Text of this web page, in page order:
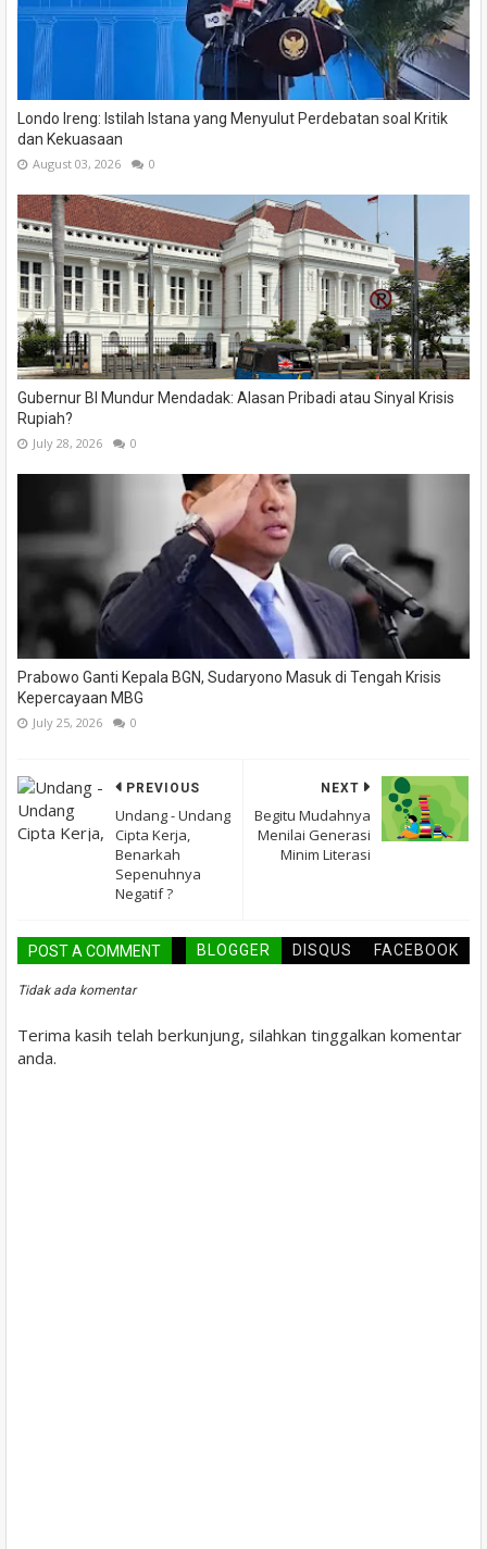
Londo Ireng: Istilah Istana yang Menyulut Perdebatan soal Kritik
dan Kekuasaan
August 03, 2026 0
Gubernur BI Mundur Mendadak: Alasan Pribadi atau Sinyal Krisis
Rupiah?
July 28, 2026 0
Prabowo Ganti Kepala BGN, Sudaryono Masuk di Tengah Krisis
Kepercayaan MBG
July 25, 2026 0
NEXT
Begitu Mudahnya
Menilai Generasi
Minim Literasi
PREVIOUS
Undang - Undang
Cipta Kerja,
Benarkah
Sepenuhnya
Negatif ?
POST A COMMENT BLOGGER DISQUS FACEBOOK
Tidak ada komentar
Terima kasih telah berkunjung, silahkan tinggalkan komentar
anda.